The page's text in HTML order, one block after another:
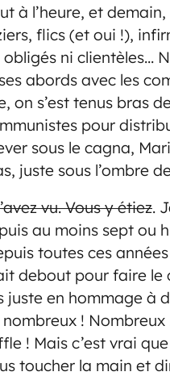
à l’heure, et
flics (et oui !),
ni clientèles…
abords avec les
s’est tenus bras
pour
sous le cagna,
juste sous l’ombre
vu. Vous y étiez.
au moins sept ou
toutes ces
debout pour faire le
en hommage à
!
! Mais c’est vrai
toucher la main et